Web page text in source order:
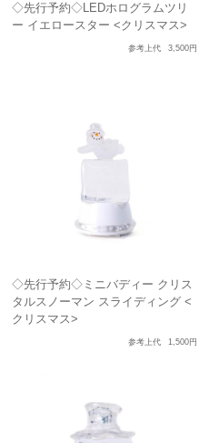
◇先行予約◇LEDホログラムツリ
ー イエロースター <クリスマス>
参考上代 3,500円
◇先行予約◇ミニバディー クリス
タルスノーマン スライディング <
クリスマス>
参考上代 1,500円